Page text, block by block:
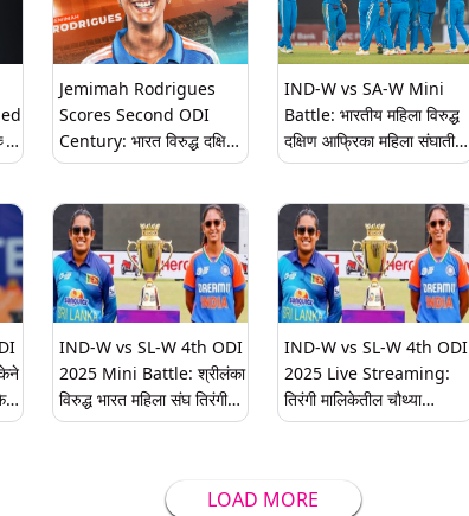
Jemimah Rodrigues
Scores Second ODI
Century: भारत विरुद्ध दक्षिण
आफ्रिका सामन्यात जेमिमा
झळकावले दुसरे एकदिवसीय
शतक
IND-W vs SA-W Mini
Battle: भारतीय महिला विरुद्ध
दक्षिण आफ्रिका महिला संघातील
सामन्यात 'या' खेळाडूंमध्ये होणार
करेल ते जाणून घ्या
IND-W vs SL-W 4th ODI
2025 Mini Battle: श्रीलंका
विरुद्ध भारत महिला संघ तिरंगी
मालिकेतील चौथ्या एकदिवसीय
IND-W vs SL-W 4th ODI
2025 Live Streaming:
तिरंगी मालिकेतील चौथ्या
एकदिवसीय सामना भारतीय
सर्व तपशील जाणून घ्या
LOAD MORE